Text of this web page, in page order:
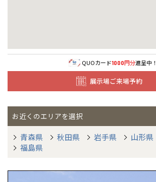
QUOカード1000円分進呈中！
展示場ご来場予約
お近くのエリアを選択
青森県 秋田県 岩手県 山形県
福島県